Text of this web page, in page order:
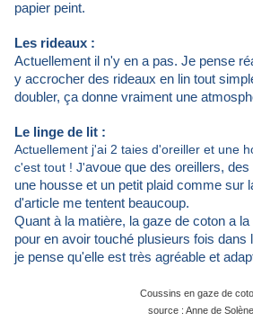
papier peint.
Les rideaux :
Actuellement il n'y en a pas. Je pense
y accrocher des rideaux en lin tout
doubler, ça donne vraiment une
Le linge de lit :
Actuellement j'ai 2 taies d'oreiller et une
c'est tout ! J'avoue que des oreillers,
une housse et un petit plaid comme sur
d'article me tentent beaucoup.
Quant à la matière, la gaze de coton a
pour en avoir touché plusieurs fois dans
je pense qu'elle est très agréable et
Coussins en gaze de
source : Anne de Solène